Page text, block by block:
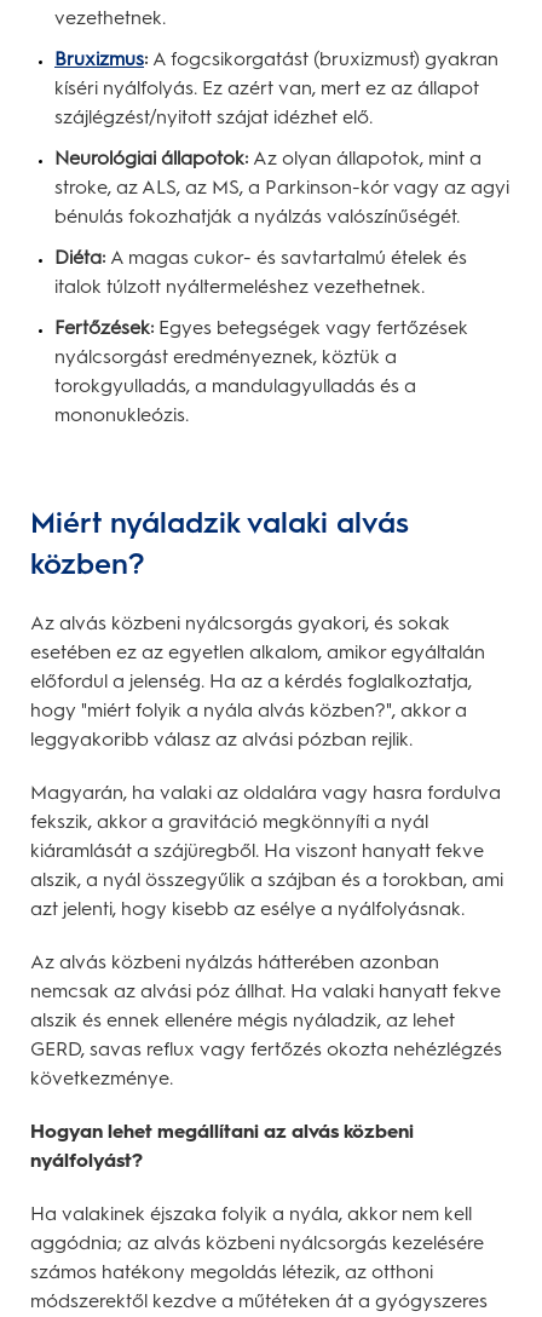
vezethetnek.
Bruxizmus: A fogcsikorgatást (bruxizmust) gyakran
kíséri nyálfolyás. Ez azért van, mert ez az állapot
szájlégzést/nyitott szájat idézhet elő.
Neurológiai állapotok: Az olyan állapotok, mint a
stroke, az ALS, az MS, a Parkinson-kór vagy az agyi
bénulás fokozhatják a nyálzás valószínűségét.
Diéta: A magas cukor- és savtartalmú ételek és
italok túlzott nyáltermeléshez vezethetnek.
Fertőzések: Egyes betegségek vagy fertőzések
nyálcsorgást eredményeznek, köztük a
torokgyulladás, a mandulagyulladás és a
mononukleózis.
Miért nyáladzik valaki alvás
közben?
Az alvás közbeni nyálcsorgás gyakori, és sokak
esetében ez az egyetlen alkalom, amikor egyáltalán
előfordul a jelenség. Ha az a kérdés foglalkoztatja,
hogy "miért folyik a nyála alvás közben?", akkor a
leggyakoribb válasz az alvási pózban rejlik.
Magyarán, ha valaki az oldalára vagy hasra fordulva
fekszik, akkor a gravitáció megkönnyíti a nyál
kiáramlását a szájüregből. Ha viszont hanyatt fekve
alszik, a nyál összegyűlik a szájban és a torokban, ami
azt jelenti, hogy kisebb az esélye a nyálfolyásnak.
Az alvás közbeni nyálzás hátterében azonban
nemcsak az alvási póz állhat. Ha valaki hanyatt fekve
alszik és ennek ellenére mégis nyáladzik, az lehet
GERD, savas reflux vagy fertőzés okozta nehézlégzés
következménye.
Hogyan lehet megállítani az alvás közbeni
nyálfolyást?
Ha valakinek éjszaka folyik a nyála, akkor nem kell
aggódnia; az alvás közbeni nyálcsorgás kezelésére
számos hatékony megoldás létezik, az otthoni
módszerektől kezdve a műtéteken át a gyógyszeres